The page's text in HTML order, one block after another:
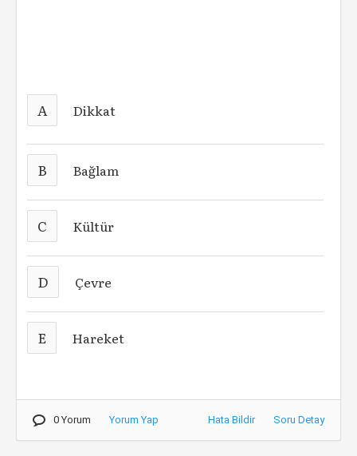
A Dikkat
B Bağlam
C Kültür
D Çevre
E Hareket
0 Yorum Yorum Yap Hata Bildir Soru Detay